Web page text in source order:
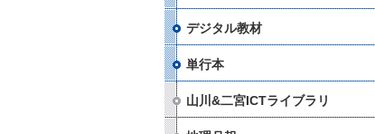
デジタル教材
単行本
山川&二宮ICTライブラリ